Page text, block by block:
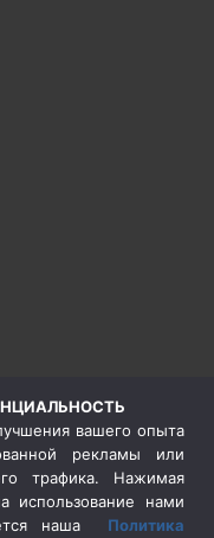
вашего опыта
рекламы или
трафика. Нажимая
использование нами
наша Политика